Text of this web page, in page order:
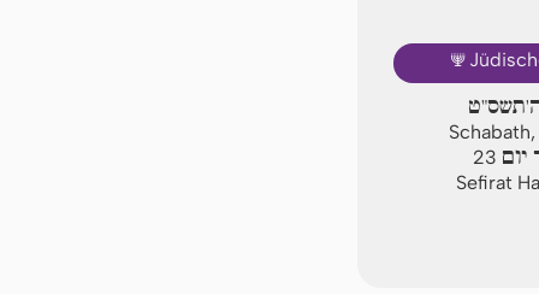
🕎
23
Sefirat